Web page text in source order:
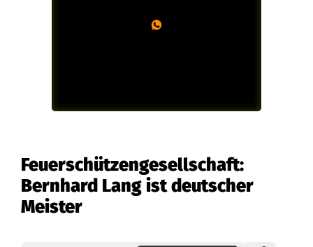
Feuerschützengesellschaft:
Bernhard Lang ist deutscher
Meister